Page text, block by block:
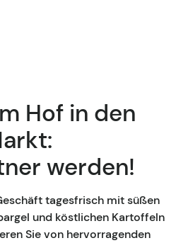
Hof in den
werden!
tagesfrisch mit süßen
und köstlichen Kartoffeln
Sie von hervorragenden